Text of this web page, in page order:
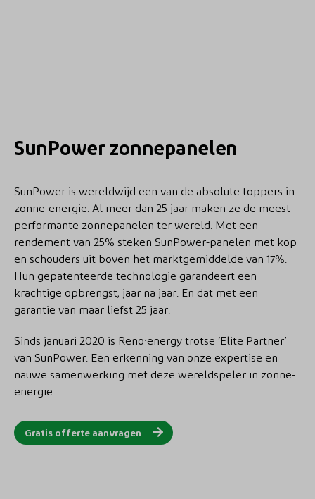
SunPower zonnepanelen
SunPower is wereldwijd een van de absolute toppers in
zonne-energie. Al meer dan 25 jaar maken ze de meest
performante zonnepanelen ter wereld. Met een
rendement van 25% steken SunPower-panelen met kop
en schouders uit boven het marktgemiddelde van 17%.
Hun gepatenteerde technologie garandeert een
krachtige opbrengst, jaar na jaar. En dat met een
garantie van maar liefst 25 jaar.
Sinds januari 2020 is Reno⸱energy trotse ‘Elite Partner’
van SunPower. Een erkenning van onze expertise en
nauwe samenwerking met deze wereldspeler in zonne-
energie.
Gratis offerte aanvragen